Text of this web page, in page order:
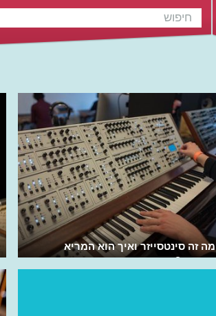
מה זה סינטסייזר ואיך הוא המריא
באייטיז?